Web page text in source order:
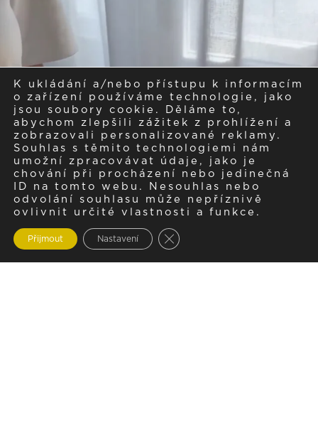
K ukládání a/nebo přístupu k informacím
o zařízení používáme technologie, jako
jsou soubory cookie. Děláme to,
abychom zlepšili zážitek z prohlížení a
zobrazovali personalizované reklamy.
Souhlas s těmito technologiemi nám
umožní zpracovávat údaje, jako je
chování při procházení nebo jedinečná
ID na tomto webu. Nesouhlas nebo
odvolání souhlasu může nepříznivě
ovlivnit určité vlastnosti a funkce.
Přijmout Nastavení Zavřít cookie lištu GDPR